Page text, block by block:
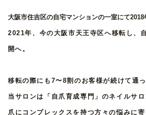
大阪市住吉区の自宅マンションの一室にて2018
2021年、今の大阪市天王寺区へ移転し、
開へ。
移転の際にも7〜8割のお客様が続けて通っ
当サロンは「自爪育成専門」のネイルサロ
爪にコンプレックスを持つ方々の悩みに寄